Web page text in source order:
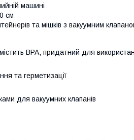
машині
см
та мішків з вакуумним
BPA, придатний для
та герметизації
для вакуумних клапанів